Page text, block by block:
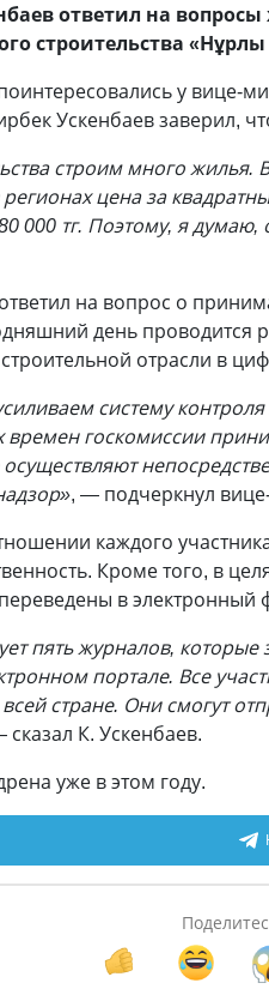
ответил на
строительства «Нұрлы
у вице-
Ускенбаев заверил,
строим много
цена за
000 тг. Поэтому, я
на вопрос о
день
отрасли в
систему
времен госкомиссии
, — подчеркнул
каждого
Кроме того, в
в электронный
пять журналов,
портале. Все
стране. Они смогут
сказал К. Ускенбаев.
уже в этом году.